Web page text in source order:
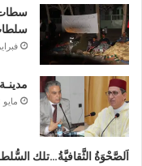
فبراير 10, 2019
مايو 12, 2019
اَلصَّحْوَةُ الثَّقافيَّةُ…تلك